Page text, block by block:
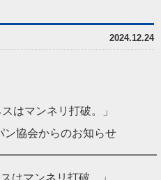
2024.12.24
はマンネリ打破。」
ン協会からのお知らせ
はマンネリ打破。」